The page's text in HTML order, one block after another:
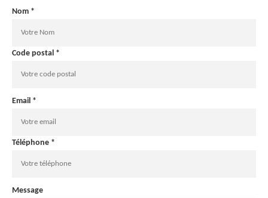
Nom *
Code postal *
Email *
Téléphone *
Message